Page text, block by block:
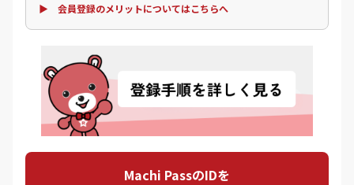
▶ 会員登録のメリットについてはこちらへ
Machi PassのIDを